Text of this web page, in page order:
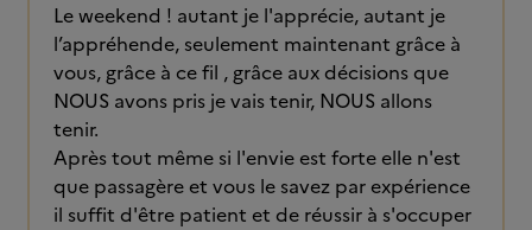
Le weekend ! autant je l'apprécie, autant je
l’appréhende, seulement maintenant grâce à
vous, grâce à ce fil , grâce aux décisions que
NOUS avons pris je vais tenir, NOUS allons
tenir.
Après tout même si l'envie est forte elle n'est
que passagère et vous le savez par expérience
il suffit d'être patient et de réussir à s'occuper